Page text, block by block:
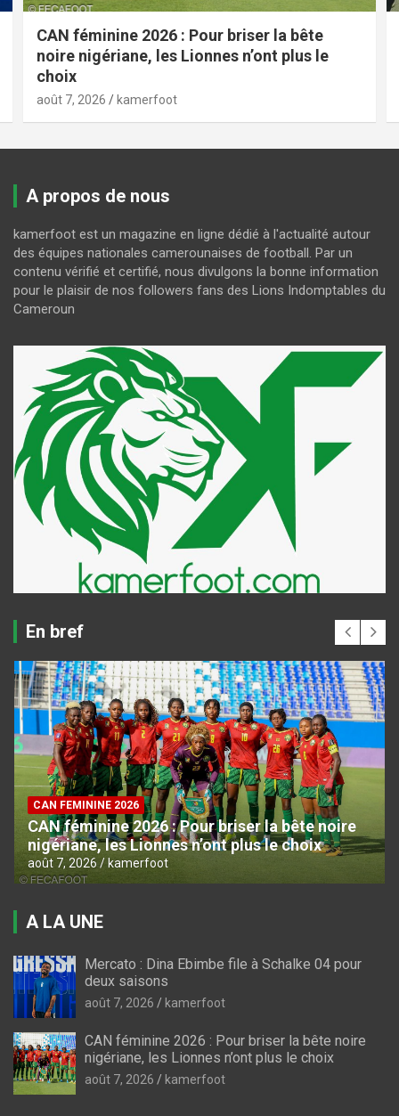
CAN féminine 2026 : Pour briser la bête
noire nigériane, les Lionnes n’ont plus le
choix
août 7, 2026 kamerfoot
A propos de nous
kamerfoot est un magazine en ligne dédié à l'actualité autour
des équipes nationales camerounaises de football. Par un
contenu vérifié et certifié, nous divulgons la bonne information
pour le plaisir de nos followers fans des Lions Indomptables du
Cameroun
En bref
CAN FEMININE 2026
CAN féminine 2026 : Pour briser la bête noire
nigériane, les Lionnes n’ont plus le choix
août 7, 2026 kamerfoot
A LA UNE
Mercato : Dina Ebimbe file à Schalke 04 pour
deux saisons
août 7, 2026 kamerfoot
CAN féminine 2026 : Pour briser la bête noire
nigériane, les Lionnes n’ont plus le choix
août 7, 2026 kamerfoot